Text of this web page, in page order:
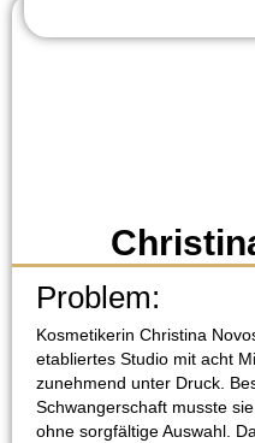
Problem:
Kosmetikerin Christina
etabliertes Studio mit acht
zunehmend unter Druck.
Schwangerschaft musste
ohne sorgfältige Auswahl.